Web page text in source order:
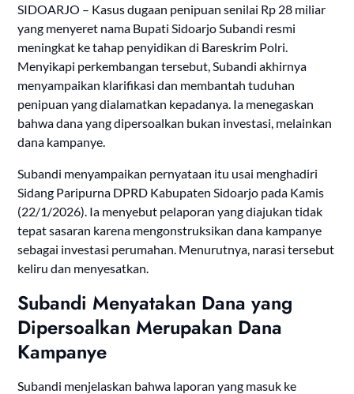
SIDOARJO – Kasus dugaan penipuan senilai Rp 28 miliar
yang menyeret nama Bupati Sidoarjo Subandi resmi
meningkat ke tahap penyidikan di Bareskrim Polri.
Menyikapi perkembangan tersebut, Subandi akhirnya
menyampaikan klarifikasi dan membantah tuduhan
penipuan yang dialamatkan kepadanya. Ia menegaskan
bahwa dana yang dipersoalkan bukan investasi, melainkan
dana kampanye.
Subandi menyampaikan pernyataan itu usai menghadiri
Sidang Paripurna DPRD Kabupaten Sidoarjo pada Kamis
(22/1/2026). Ia menyebut pelaporan yang diajukan tidak
tepat sasaran karena mengonstruksikan dana kampanye
sebagai investasi perumahan. Menurutnya, narasi tersebut
keliru dan menyesatkan.
Subandi Menyatakan Dana yang
Dipersoalkan Merupakan Dana
Kampanye
Subandi menjelaskan bahwa laporan yang masuk ke